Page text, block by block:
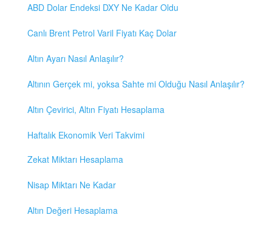
ABD Dolar Endeksi DXY Ne Kadar Oldu
Canlı Brent Petrol Varil Fiyatı Kaç Dolar
Altın Ayarı Nasıl Anlaşılır?
Altının Gerçek mi, yoksa Sahte mi Olduğu Nasıl Anlaşılır?
Altın Çevirici, Altın Fiyatı Hesaplama
Haftalık Ekonomik Veri Takvimi
Zekat Miktarı Hesaplama
Nisap Miktarı Ne Kadar
Altın Değeri Hesaplama